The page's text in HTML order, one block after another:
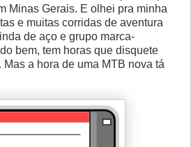
Minas Gerais. E olhei pra minha
e muitas corridas de aventura
de aço e grupo marca-
bem, tem horas que disquete
a hora de uma MTB nova tá